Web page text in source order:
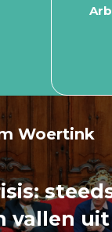
Woertink
vallen